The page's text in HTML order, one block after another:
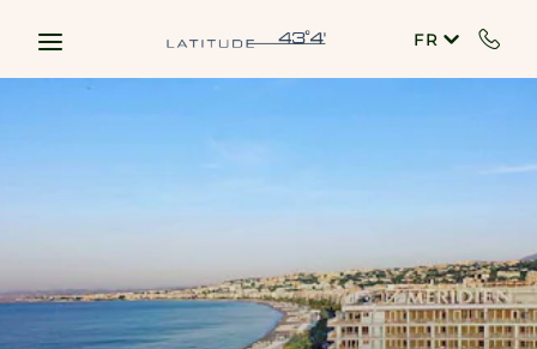
FR